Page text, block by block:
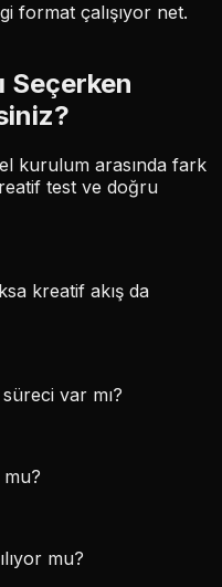
format çalışıyor net.
Seçerken
kurulum arasında fark
test ve doğru
kreatif akış da
var mı?
mu?